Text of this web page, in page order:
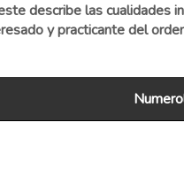
describe las cualidades
y practicante del